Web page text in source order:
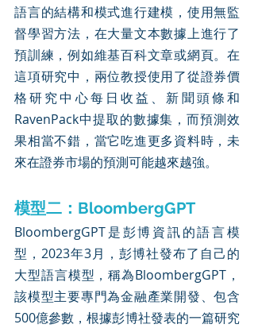
語言的結構和模式進行建模，使用無監
督學習方法，在大量文本數據上進行了
預訓練，例如維基百科文章或網頁。在
這項研究中，兩位教授使用了從證券價
格研究中心每日收益、新聞頭條和
RavenPack中提取的數據集，而預測效
果相當不錯，當它吃進更多資料時，未
來在證券市場的預測可能越來越強。
模型二：BloombergGPT
BloombergGPT是彭博資訊的語言模
型，2023年3月，彭博社發布了自己的
大型語言模型，稱為BloombergGPT，
該模型主要專門為金融產業開發、包含
500億參數，根據彭博社發表的一篇研究